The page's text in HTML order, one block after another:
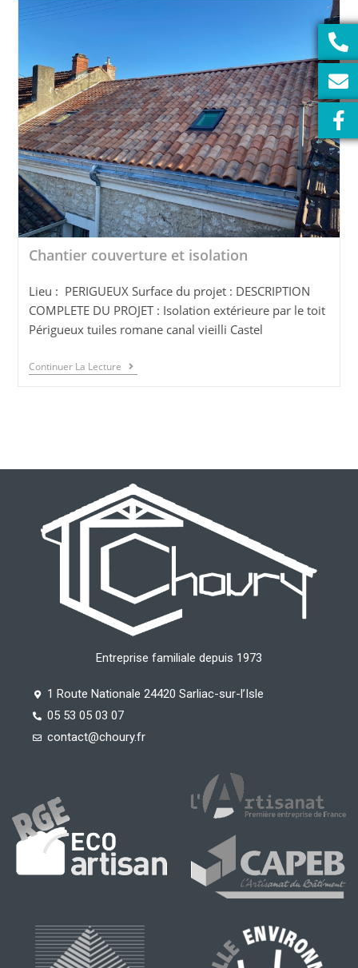
Chantier couverture et isolation
Lieu : PERIGUEUX Surface du projet : DESCRIPTION
COMPLETE DU PROJET : Isolation extérieure par le toit
Périgueux tuiles romane canal vieilli Castel
Continuer La Lecture
Entreprise familiale depuis 1973
1 Route Nationale 24420 Sarliac-sur-l’Isle
05 53 05 03 07
contact@choury.fr